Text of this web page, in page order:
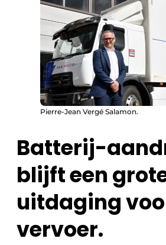
Pierre-Jean Vergé Salamon.
Batterij-
blijft een
uitdaging
vervoer.